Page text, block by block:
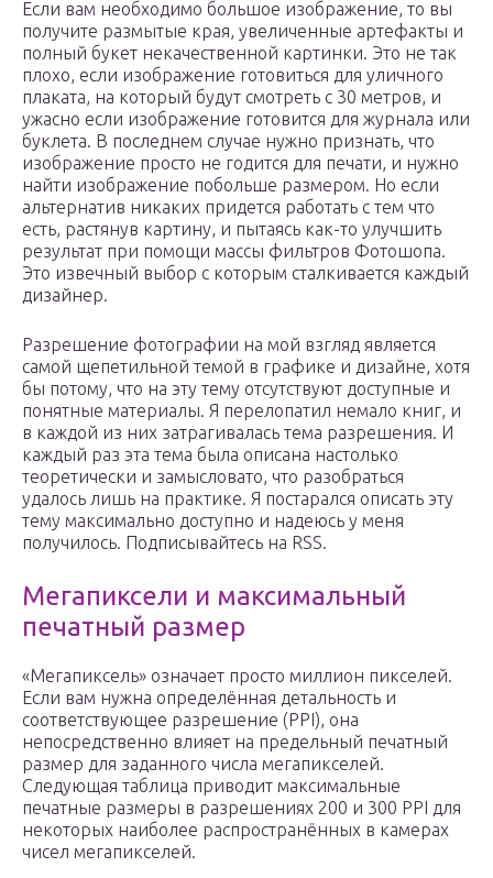
Если вам необходимо большое изображение, то вы
получите размытые края, увеличенные артефакты и
полный букет некачественной картинки. Это не так
плохо, если изображение готовиться для уличного
плаката, на который будут смотреть с 30 метров, и
ужасно если изображение готовится для журнала или
буклета. В последнем случае нужно признать, что
изображение просто не годится для печати, и нужно
найти изображение побольше размером. Но если
альтернатив никаких придется работать с тем что
есть, растянув картину, и пытаясь как-то улучшить
результат при помощи массы фильтров Фотошопа.
Это извечный выбор с которым сталкивается каждый
дизайнер.
Разрешение фотографии на мой взгляд является
самой щепетильной темой в графике и дизайне, хотя
бы потому, что на эту тему отсутствуют доступные и
понятные материалы. Я перелопатил немало книг, и
в каждой из них затрагивалась тема разрешения. И
каждый раз эта тема была описана настолько
теоретически и замысловато, что разобраться
удалось лишь на практике. Я постарался описать эту
тему максимально доступно и надеюсь у меня
получилось. Подписывайтесь на RSS.
Мегапиксели и максимальный
печатный размер
«Мегапиксель» означает просто миллион пикселей.
Если вам нужна определённая детальность и
соответствующее разрешение (PPI), она
непосредственно влияет на предельный печатный
размер для заданного числа мегапикселей.
Следующая таблица приводит максимальные
печатные размеры в разрешениях 200 и 300 PPI для
некоторых наиболее распространённых в камерах
чисел мегапикселей.